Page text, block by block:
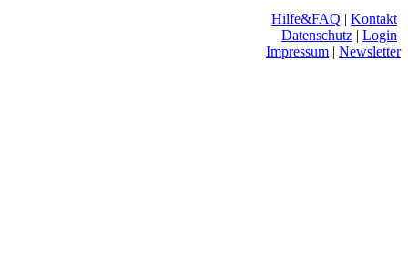
Hilfe&FAQ | Kontakt
Datenschutz | Login
Impressum | Newsletter